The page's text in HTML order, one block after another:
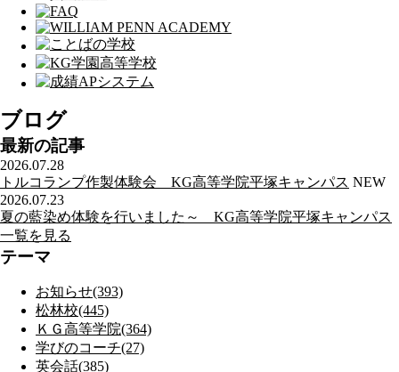
ブログ
最新の記事
2026.07.28
トルコランプ作製体験会 KG高等学院平塚キャンパス NEW
2026.07.23
夏の藍染め体験を行いました～ KG高等学院平塚キャンパス
一覧を見る
テーマ
お知らせ(393)
松林校(445)
ＫＧ高等学院(364)
学びのコーチ(27)
英会話(385)